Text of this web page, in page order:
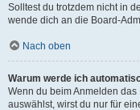
Solltest du trotzdem nicht in
wende dich an die Board-
Nach oben
Warum werde ich
Wenn du beim Anmelden
auswählst, wirst du nur für